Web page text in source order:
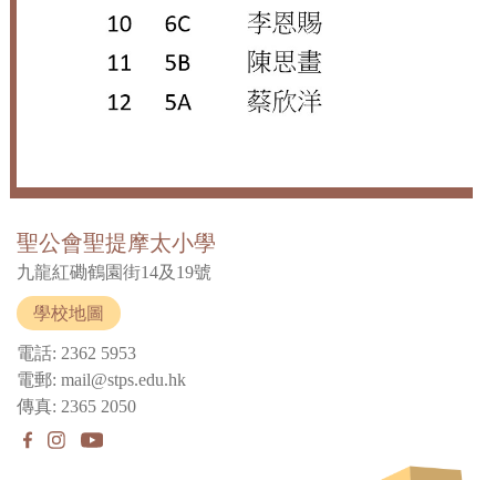
聖公會聖提摩太小學
九龍紅磡鶴園街14及19號
學校地圖
電話: 2362 5953
電郵: mail@stps.edu.hk
傳真: 2365 2050